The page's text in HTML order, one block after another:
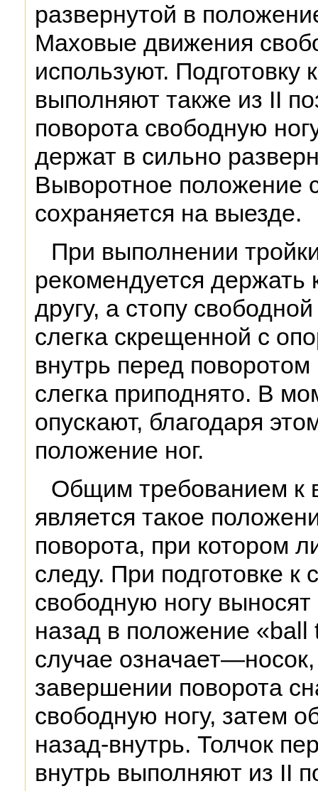
развернутой в
Маховые движения
используют. Подготовку
выполняют также из II
поворота свободную
держат в сильно
Выворотное положение
сохраняется на выезде.
При выполнении
рекомендуется держать
другу, а стопу
слегка скрещенной с
внутрь перед
слегка приподнято. В
опускают, благодаря
положение ног.
Общим требованием к
является такое
поворота, при котором
следу. При подготовке к
свободную ногу
назад в положение
случае
завершении поворота
свободную ногу, затем
назад-внутрь. Толчок
внутрь выполняют из II